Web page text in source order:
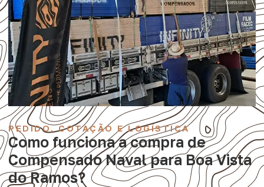
PEDIDO, COTAÇÃO E LOGÍSTICA
Como funciona a compra de
Compensado Naval para Boa Vista
do Ramos?